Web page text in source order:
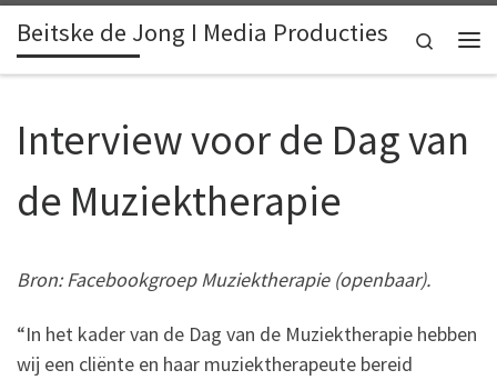
Skip to content
Beitske de Jong I Media Producties
Search
Interview voor de Dag van
de Muziektherapie
Bron: Facebookgroep Muziektherapie (openbaar).
“In het kader van de Dag van de Muziektherapie hebben
wij een cliënte en haar muziektherapeute bereid